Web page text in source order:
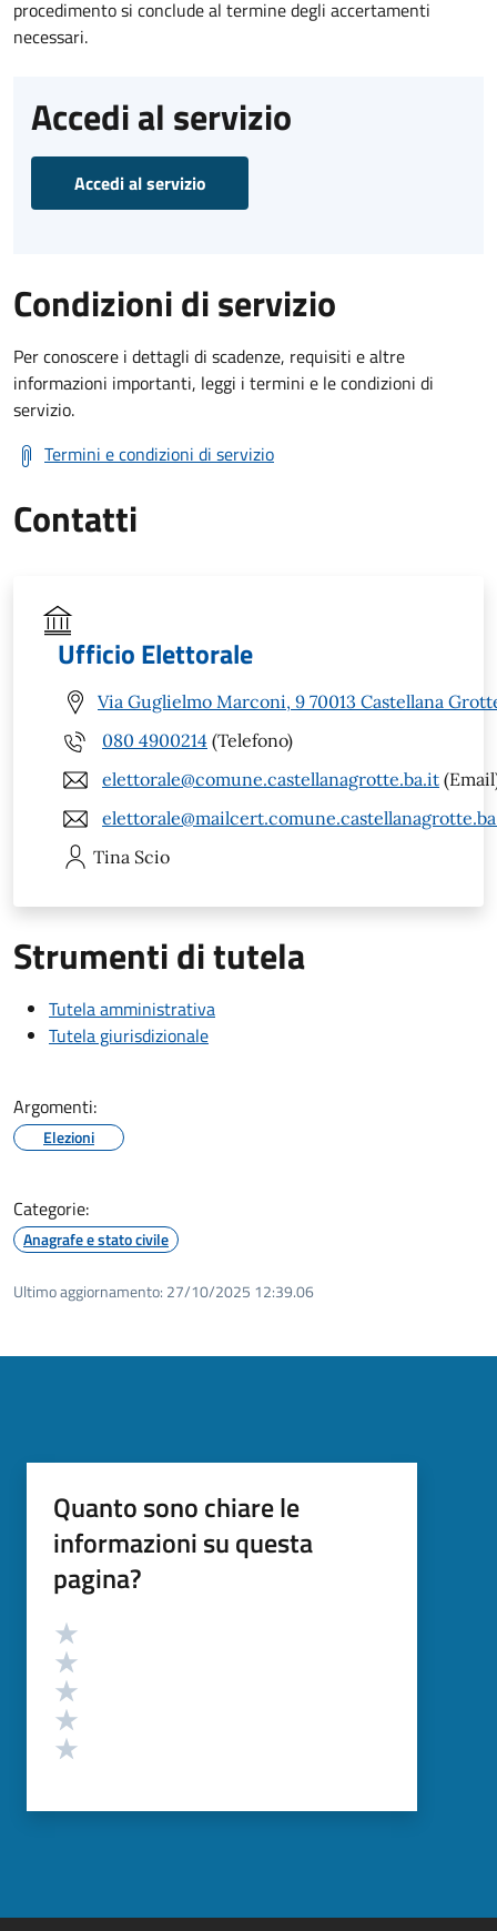
procedimento si conclude al termine degli accertamenti
necessari.
Accedi al servizio
Accedi al servizio
Condizioni di servizio
Per conoscere i dettagli di scadenze, requisiti e altre
informazioni importanti, leggi i termini e le condizioni di
servizio.
Termini e condizioni di servizio
Contatti
Ufficio Elettorale
Via Guglielmo Marconi, 9 70013 Castellana
080 4900214 (Telefono)
elettorale@comune.castellanagrotte.ba.it
Tina Scio
Strumenti di tutela
Tutela amministrativa
Tutela giurisdizionale
Argomenti:
Elezioni
Categorie:
Anagrafe e stato civile
Ultimo aggiornamento: 27/10/2025 12:39.06
Quanto sono chiare le
informazioni su questa
pagina?
Valutazione